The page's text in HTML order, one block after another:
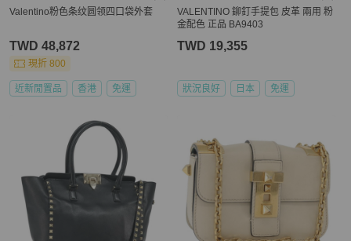
Valentino粉色条纹圆领四口袋外套
TWD 48,872
現折 800
近新閒置品 香港 免運
VALENTINO 鉚釘手提包 皮革 兩用 粉
金配色 正品 BA9403
TWD 19,355
狀況良好 日本 免運